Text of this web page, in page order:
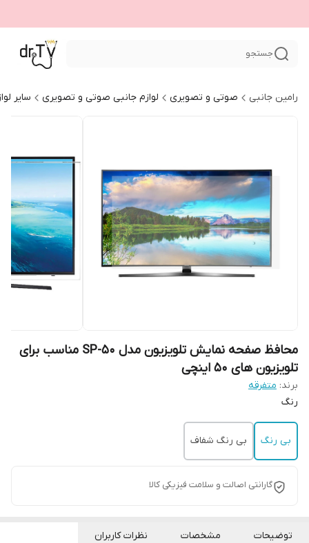
جستجو
رامین جانبی صوتی و تصویری لوازم جانبی صوتی و تصویری سایر
محافظ صفحه نمایش تلویزیون مدل SP-50 مناسب برای
تلویزیون های 50 اینچی
برند: متفرقه
رنگ
بی رنگ بی رنگ شفاف
گارانتی اصالت و سلامت فیزیکی کالا
توضیحات مشخصات نظرات کاربران